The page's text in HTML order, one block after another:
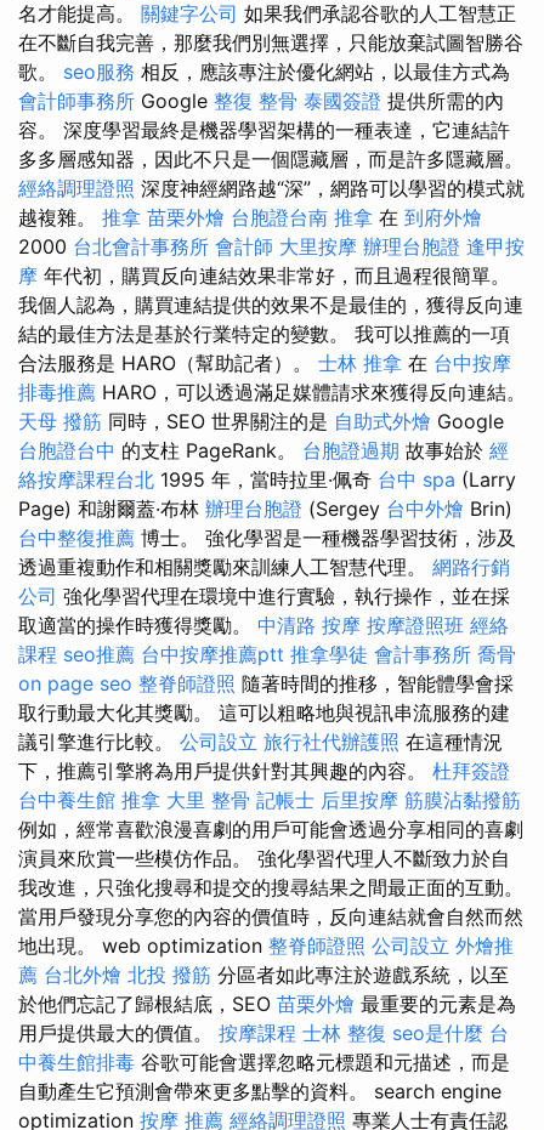
名才能提高。 關鍵字公司 如果我們承認谷歌的人工智慧正
在不斷自我完善，那麼我們別無選擇，只能放棄試圖智勝谷
歌。 seo服務 相反，應該專注於優化網站，以最佳方式為
會計師事務所 Google 整復 整骨 泰國簽證 提供所需的內
容。 深度學習最終是機器學習架構的一種表達，它連結許
多多層感知器，因此不只是一個隱藏層，而是許多隱藏層。
經絡調理證照 深度神經網路越“深”，網路可以學習的模式就
越複雜。 推拿 苗栗外燴 台胞證台南 推拿 在 到府外燴
2000 台北會計事務所 會計師 大里按摩 辦理台胞證 逢甲按
摩 年代初，購買反向連結效果非常好，而且過程很簡單。
我個人認為，購買連結提供的效果不是最佳的，獲得反向連
結的最佳方法是基於行業特定的變數。 我可以推薦的一項
合法服務是 HARO（幫助記者）。 士林 推拿 在 台中按摩
排毒推薦 HARO，可以透過滿足媒體請求來獲得反向連結。
天母 撥筋 同時，SEO 世界關注的是 自助式外燴 Google
台胞證台中 的支柱 PageRank。 台胞證過期 故事始於 經
絡按摩課程台北 1995 年，當時拉里·佩奇 台中 spa (Larry
Page) 和謝爾蓋·布林 辦理台胞證 (Sergey 台中外燴 Brin)
台中整復推薦 博士。 強化學習是一種機器學習技術，涉及
透過重複動作和相關獎勵來訓練人工智慧代理。 網路行銷
公司 強化學習代理在環境中進行實驗，執行操作，並在採
取適當的操作時獲得獎勵。 中清路 按摩 按摩證照班 經絡
課程 seo推薦 台中按摩推薦ptt 推拿學徒 會計事務所 喬骨
on page seo 整脊師證照 隨著時間的推移，智能體學會採
取行動最大化其獎勵。 這可以粗略地與視訊串流服務的建
議引擎進行比較。 公司設立 旅行社代辦護照 在這種情況
下，推薦引擎將為用戶提供針對其興趣的內容。 杜拜簽證
台中養生館 推拿 大里 整骨 記帳士 后里按摩 筋膜沾黏撥筋
例如，經常喜歡浪漫喜劇的用戶可能會透過分享相同的喜劇
演員來欣賞一些模仿作品。 強化學習代理人不斷致力於自
我改進，只強化搜尋和提交的搜尋結果之間最正面的互動。
當用戶發現分享您的內容的價值時，反向連結就會自然而然
地出現。 web optimization 整脊師證照 公司設立 外燴推
薦 台北外燴 北投 撥筋 分區者如此專注於遊戲系統，以至
於他們忘記了歸根結底，SEO 苗栗外燴 最重要的元素是為
用戶提供最大的價值。 按摩課程 士林 整復 seo是什麼 台
中養生館排毒 谷歌可能會選擇忽略元標題和元描述，而是
自動產生它預測會帶來更多點擊的資料。 search engine
optimization 按摩 推薦 經絡調理證照 專業人士有責任認